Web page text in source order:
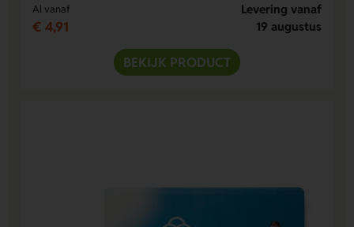
Al vanaf
€ 4,91
Levering vanaf
19 augustus
BEKIJK PRODUCT